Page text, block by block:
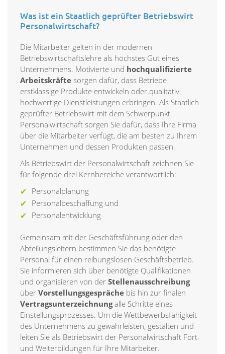
Was ist ein Staatlich geprüfter Betriebswirt
Personalwirtschaft?
Die Mitarbeiter gelten in der modernen
Betriebswirtschaftslehre als höchstes Gut eines
Unternehmens. Motivierte und hochqualifizierte
Arbeitskräfte sorgen dafür, dass Betriebe
erstklassige Produkte entwickeln oder qualitativ
hochwertige Dienstleistungen erbringen. Als Staatlich
geprüfter Betriebswirt mit dem Schwerpunkt
Personalwirtschaft sorgen Sie dafür, dass Ihre Firma
über die Mitarbeiter verfügt, die am besten zu Ihrem
Unternehmen und dessen Produkten passen.
Als Betriebswirt der Personalwirtschaft zeichnen Sie
für folgende drei Kernbereiche verantwortlich:
Personalplanung
Personalbeschaffung und
Personalentwicklung
Gemeinsam mit der Geschäftsführung oder den
Abteilungsleitern bestimmen Sie das benötigte
Personal für einen reibungslosen Geschäftsbetrieb.
Sie informieren sich über benötigte Qualifikationen
und organisieren von der Stellenausschreibung
über Vorstellungsgespräche bis hin zur finalen
Vertragsunterzeichnungalle Schritte eines
Einstellungsprozesses. Um die Wettbewerbsfähigkeit
des Unternehmens zu gewährleisten, gestalten und
leiten Sie als Betriebswirt der Personalwirtschaft Fort-
und Weiterbildungen für Ihre Mitarbeiter.